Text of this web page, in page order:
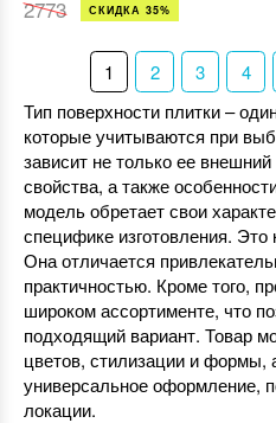
2773 СКИДКА 35%
1 2 3 4
Тип поверхности плитки –
которые учитываются при
зависит не только ее
свойства, а также
модель обретает свои
специфике изготовления. Это
Она отличается
практичностью. Кроме того,
широком ассортименте, что
подходящий вариант. Товар
цветов, стилизации и формы,
универсальное оформление,
локации.